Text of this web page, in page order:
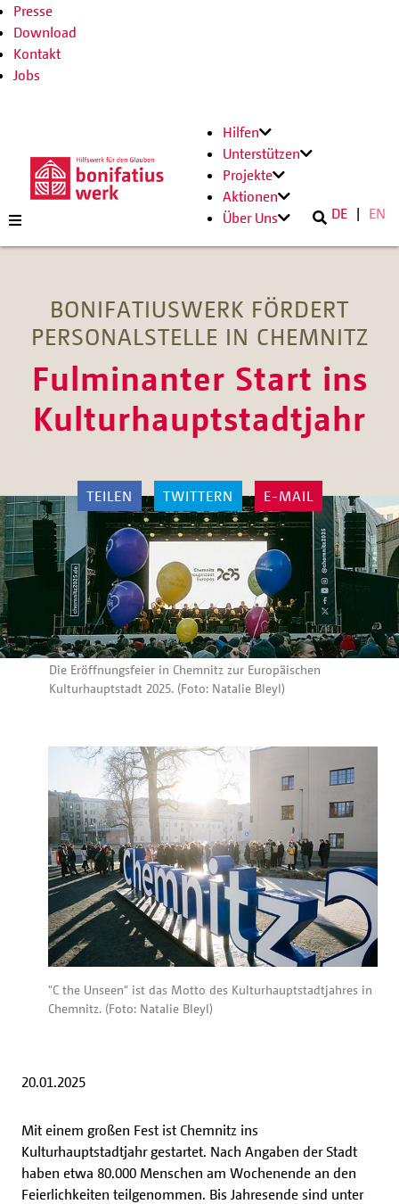
Presse
Download
Kontakt
Jobs
Hilfen
Unterstützen
Projekte
Aktionen
Über Uns
DE EN
BONIFATIUSWERK FÖRDERT
PERSONALSTELLE IN CHEMNITZ
Fulminanter Start ins
Kulturhauptstadtjahr
TEILEN TWITTERN E-MAIL
Die Eröffnungsfeier in Chemnitz zur Europäischen
Kulturhauptstadt 2025. (Foto: Natalie Bleyl)
"C the Unseen" ist das Motto des Kulturhauptstadtjahres in
Chemnitz. (Foto: Natalie Bleyl)
20.01.2025
Mit einem großen Fest ist Chemnitz ins
Kulturhauptstadtjahr gestartet. Nach Angaben der Stadt
haben etwa 80.000 Menschen am Wochenende an den
Feierlichkeiten teilgenommen. Bis Jahresende sind unter